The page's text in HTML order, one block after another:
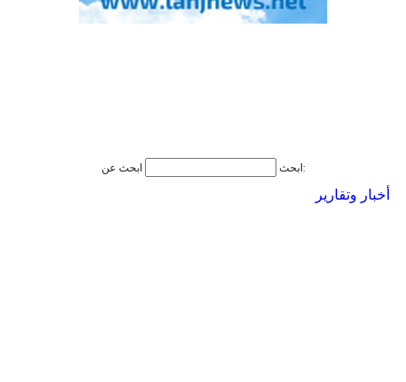
ابحث ابحث عن:
أخبار وتقارير